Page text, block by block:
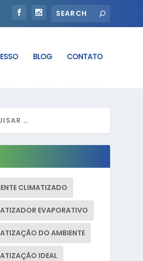
BLOG CONTATO
CLIMATIZADO
EVAPORATIVO
DO AMBIENTE
IDEAL